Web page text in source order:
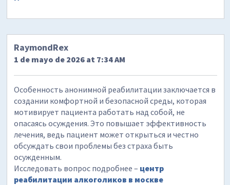
RaymondRex
1 de mayo de 2026 at 7:34 AM
Особенность анонимной реабилитации заключается в
создании комфортной и безопасной среды, которая
мотивирует пациента работать над собой, не
опасаясь осуждения. Это повышает эффективность
лечения, ведь пациент может открыться и честно
обсуждать свои проблемы без страха быть
осужденным.
Исследовать вопрос подробнее – центр
реабилитации алкоголиков в москве